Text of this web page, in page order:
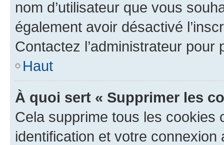
nom d’utilisateur que vous
également avoir désactivé
Contactez l’administrateur
Haut
À quoi sert « Supprimer les
Cela supprime tous les cookies
identification et votre